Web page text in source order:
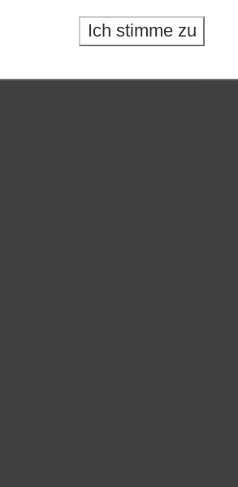
Ich stimme zu